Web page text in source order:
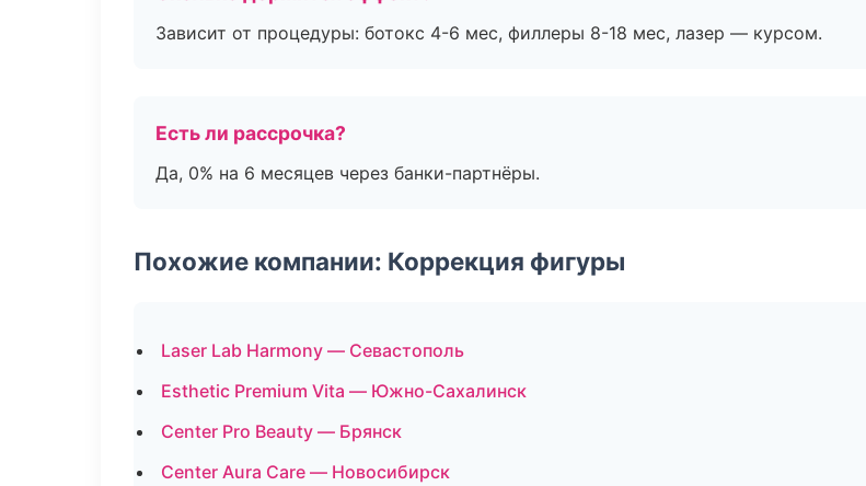
Зависит от процедуры: ботокс 4-6 мес, филлеры 8-18 мес, лазер — курсом.
Есть ли рассрочка?
Да, 0% на 6 месяцев через банки-партнёры.
Похожие компании: Коррекция фигуры
Laser Lab Harmony — Севастополь
Esthetic Premium Vita — Южно-Сахалинск
Center Pro Beauty — Брянск
Center Aura Care — Новосибирск